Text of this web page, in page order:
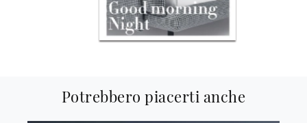
Potrebbero piacerti anche